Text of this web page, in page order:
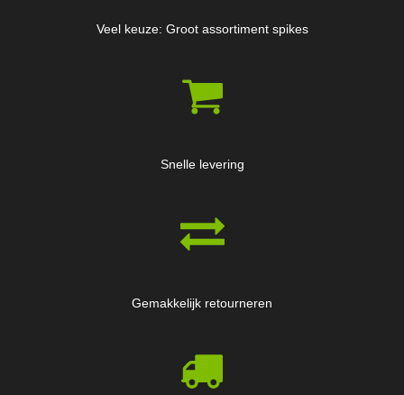
Veel keuze: Groot assortiment spikes
Snelle levering
Gemakkelijk retourneren